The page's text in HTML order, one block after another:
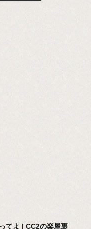
てよ | CC2の楽屋裏